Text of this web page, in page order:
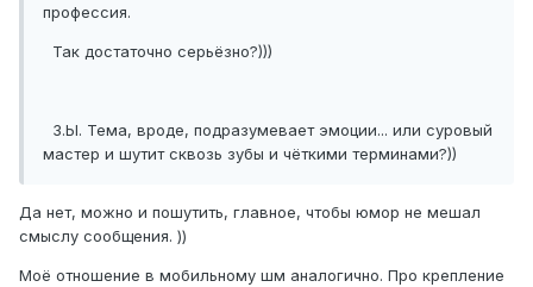
профессия.
Так достаточно серьёзно?)))
З.Ы. Тема, вроде, подразумевает эмоции... или суровый
мастер и шутит сквозь зубы и чёткими терминами?))
Да нет, можно и пошутить, главное, чтобы юмор не мешал
смыслу сообщения. ))
Моё отношение в мобильному шм аналогично. Про крепление